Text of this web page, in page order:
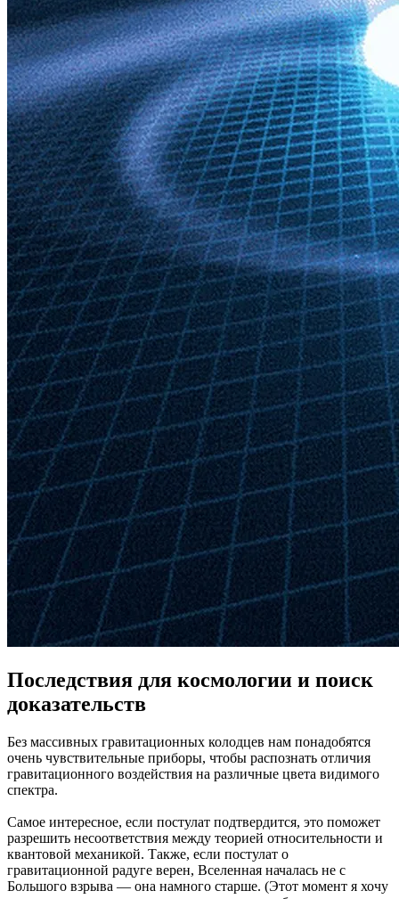
Последствия для космологии и поиск
доказательств
Без массивных гравитационных колодцев нам понадобятся
очень чувствительные приборы, чтобы распознать отличия
гравитационного воздействия на различные цвета видимого
спектра.
Самое интересное, если постулат подтвердится, это поможет
разрешить несоответствия между теорией относительности и
квантовой механикой. Также, если постулат о
гравитационной радуге верен, Вселенная началась не с
Большого взрыва — она намного старше. (Этот момент я хочу